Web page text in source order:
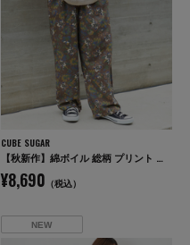
CUBE SUGAR
【秋新作】綿ボイル 総柄 プリント イージーパンツ
¥8,690 （税込）
NEW